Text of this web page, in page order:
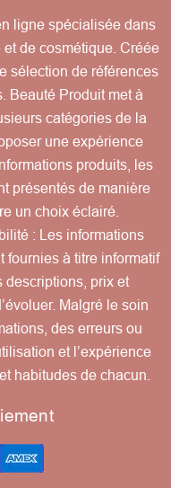
ligne spécialisée dans
de cosmétique. Créée
sélection de références
Beauté Produit met à
catégories de la
une expérience
produits, les
présentés de manière
un choix éclairé.
: Les informations
fournies à titre informatif
descriptions, prix et
Malgré le soin
des erreurs ou
et l’expérience
habitudes de chacun.